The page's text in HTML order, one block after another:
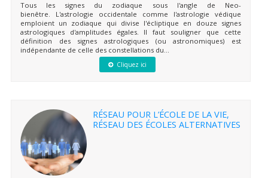
Tous les signes du zodiaque sous l'angle de Neo-
bienêtre. L'astrologie occidentale comme l'astrologie védique
emploient un zodiaque qui divise l'écliptique en douze signes
astrologiques d'amplitudes égales. Il faut souligner que cette
définition des signes astrologiques (ou astronomiques) est
indépendante de celle des constellations du...
Cliquez ici
RÉSEAU POUR L’ÉCOLE DE LA VIE,
RÉSEAU DES ÉCOLES ALTERNATIVES